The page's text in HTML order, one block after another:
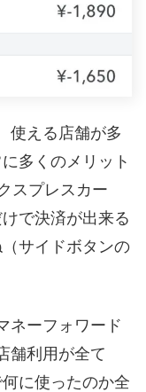
使える店舗が多
多くのメリット
スプレスカー
で決済が出来る
サイドボタンの
ネーフォワード
舗利用が全て
に使ったのか全